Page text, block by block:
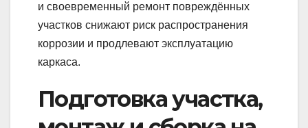
и своевременный ремонт повреждённых
участков снижают риск распространения
коррозии и продлевают эксплуатацию
каркаса.
Подготовка участка,